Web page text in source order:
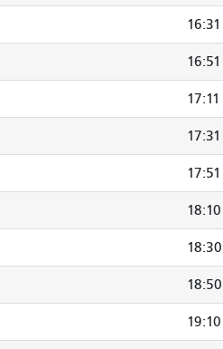
16:31
16:51
17:11
17:31
17:51
18:10
18:30
18:50
19:10